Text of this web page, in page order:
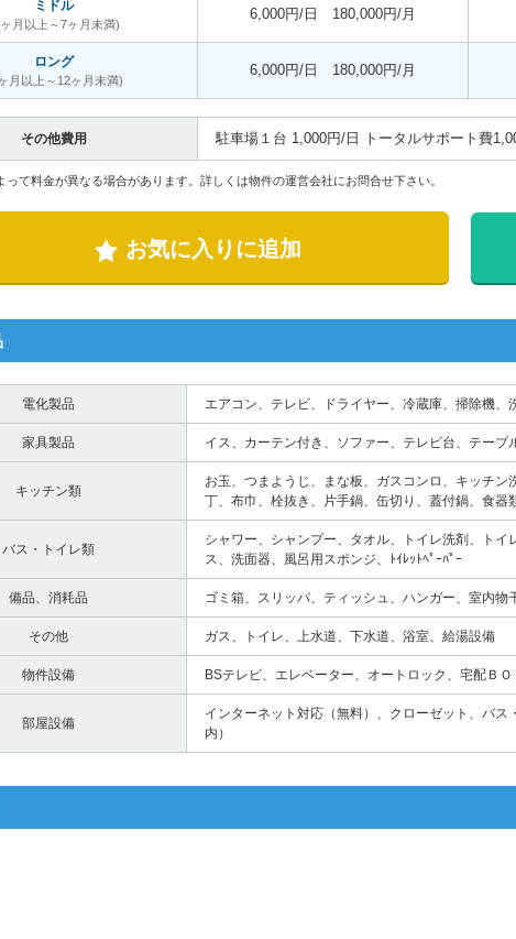
ミドル
月以上～7ヶ月未満)
6,000円/日 180,000円/月
ロング
月以上～12ヶ月未満)
6,000円/日 180,000円/月
その他費用 駐車場１台 1,000円/日 トータルサポート費
って料金が異なる場合があります。詳しくは物件の運営会社にお問合せ下さい。
お気に入りに追加
電化製品 エアコン、テレビ、ドライヤー、冷蔵庫、掃除機
家具製品 イス、カーテン付き、ソファー、テレビ台、テーブ
キッチン類
お玉、つまようじ、まな板、ガスコンロ、キッチ
丁、布巾、栓抜き、片手鍋、缶切り、蓋付鍋、食器
バス・トイレ類
シャワー、シャンプー、タオル、トイレ洗剤、ト
ス、洗面器、風呂用スポンジ、ﾄｲﾚｯﾄﾍﾟｰﾊﾟｰ
備品、消耗品 ゴミ箱、スリッパ、ティッシュ、ハンガー、室内物
その他 ガス、トイレ、上水道、下水道、浴室、給湯設備
物件設備 BSテレビ、エレベーター、オートロック、宅配ＢＯ
部屋設備
インターネット対応（無料）、クローゼット、バ
内）